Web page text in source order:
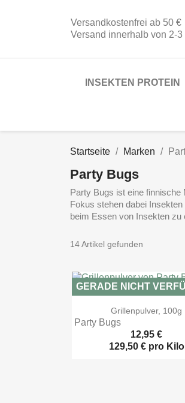
Versandkostenfrei ab 50 €
Versand innerhalb von 2-3
INSEKTEN PROTEIN
Startseite Marken
Party Bugs
Party Bugs ist eine
Fokus stehen dabei
beim Essen von Insekten zu
14 Artikel gefunden
 Vorschau
Grillenpulver, 100g
Party Bugs
12,95 €
129,50 € pro Kilo
GERADE NICHT